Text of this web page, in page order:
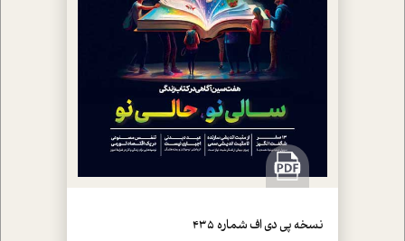
نسخه پي دي اف شماره 435